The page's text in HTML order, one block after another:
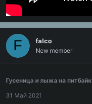
F falco
New member
Гусеница и лыжа на питбайк
31 Май 2021